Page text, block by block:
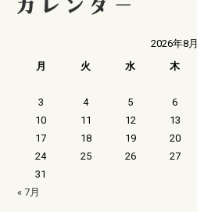
2026年8月
月
火 水 木
3
4 5 6
10
11 12 13
17
18 19 20
24
25 26 27
31
« 7月